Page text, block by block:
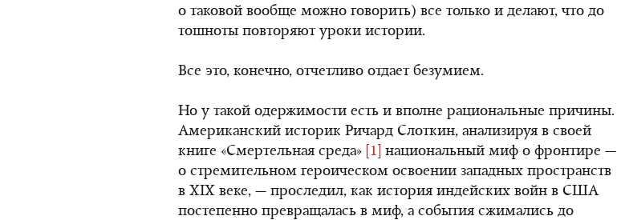
о таковой вообще можно говорить) все только и делают, что до
тошноты повторяют уроки истории.
Все это, конечно, отчетливо отдает безумием.
Но у такой одержимости есть и вполне рациональные причины.
Американский историк Ричард Слоткин, анализируя в своей
книге «Смертельная среда»
[1]
национальный миф о фронтире —
о стремительном героическом освоении западных пространств
в XIX веке, — проследил, как история индейских войн в США
постепенно превращалась в миф, а события сжимались до